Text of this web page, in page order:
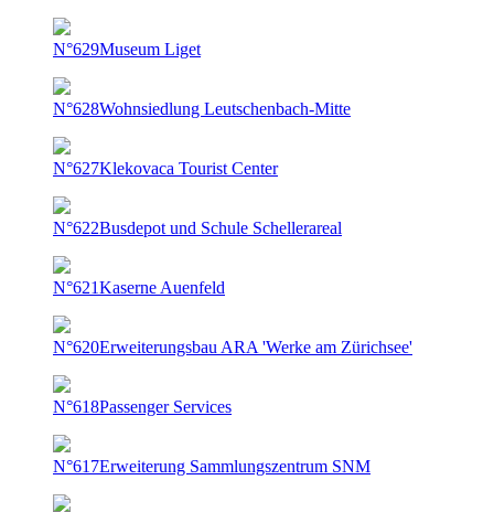
N°629Museum Liget
N°628Wohnsiedlung Leutschenbach-Mitte
N°627Klekovaca Tourist Center
N°622Busdepot und Schule Schellerareal
N°621Kaserne Auenfeld
N°620Erweiterungsbau ARA 'Werke am Zürichsee'
N°618Passenger Services
N°617Erweiterung Sammlungszentrum SNM